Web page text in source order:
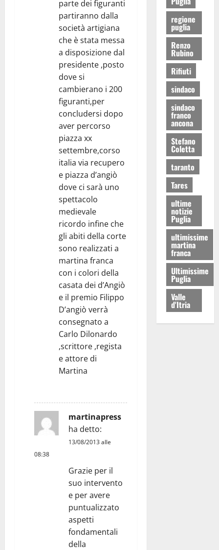
parte dei figuranti
partiranno dalla
società artigiana
che è stata messa
a disposizione dal
presidente ,posto
dove si
cambierano i 200
figuranti,per
concludersi dopo
aver percorso
piazza xx
settembre,corso
italia via recupero
e piazza d’angiò
dove ci sarà uno
spettacolo
medievale
ricordo infine che
gli abiti della corte
sono realizzati a
martina franca
con i colori della
casata dei d’Angiò
e il premio Filippo
D’angiò verrà
consegnato a
Carlo Dilonardo
,scrittore ,regista
e attore di
Martina
martinapress
ha detto:
13/08/2013 alle
08:38
Grazie per il
suo intervento
e per avere
puntualizzato
aspetti
fondamentali
della
regione
puglia
Renzo
Rubino
Rifiuti
sindaco
sindaco
franco
ancona
Stefano
Coletta
taranto
Tares
ultime
notizie
Puglia
ultimissime
martina
franca
Ultimissime
Puglia
Valle
d'Itria